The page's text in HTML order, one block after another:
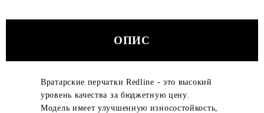
ОПИС
Вратарские перчатки Redline - это высокий
уровень качества за бюджетную цену.
Модель имеет улучшенную износостойкость,